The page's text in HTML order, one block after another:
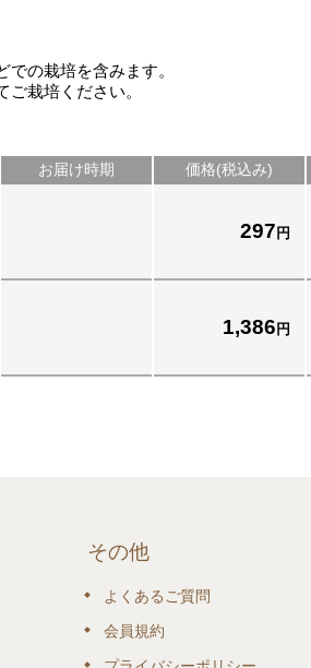
の栽培を含みます。
栽培ください。
お届け時期 価格(税込み)
297 円
1,386 円
その他
よくあるご質問
会員規約